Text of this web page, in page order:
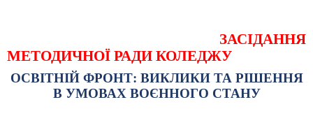
ЗАСІДАННЯ
МЕТОДИЧНОЇ РАДИ КОЛЕДЖУ
ОСВІТНІЙ ФРОНТ: ВИКЛИКИ ТА РІШЕННЯ
В УМОВАХ ВОЄННОГО СТАНУ